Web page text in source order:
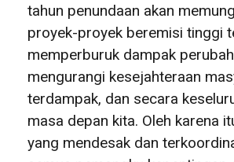
tahun penundaan akan
proyek-proyek beremisi tinggi
memperburuk dampak
mengurangi kesejahteraan
terdampak, dan secara
masa depan kita. Oleh karena
yang mendesak dan